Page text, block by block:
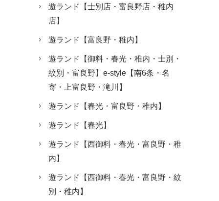
遊ランド【士別店・富良野店・稚内
店】
遊ランド【富良野・稚内】
遊ランド【御料・春光・稚内・士別・
紋別・富良野】e-style【南6条・名
寄・上富良野・滝川】
遊ランド【春光・富良野・稚内】
遊ランド【春光】
遊ランド【西御料・春光・富良野・稚
内】
遊ランド【西御料・春光・富良野・紋
別・稚内】